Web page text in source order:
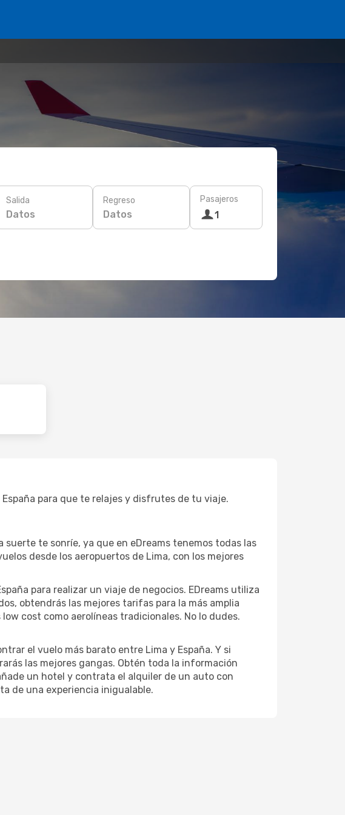
Salida
Datos
Regreso
Datos
Pasajeros
1
para que te relajes y disfrutes de tu viaje.
te sonríe, ya que en eDreams tenemos todas las
desde los aeropuertos de Lima, con los mejores
para realizar un viaje de negocios. EDreams utiliza
obtendrás las mejores tarifas para la más amplia
cost como aerolíneas tradicionales. No lo dudes.
el vuelo más barato entre Lima y España. Y si
las mejores gangas. Obtén toda la información
un hotel y contrata el alquiler de un auto con
de una experiencia inigualable.